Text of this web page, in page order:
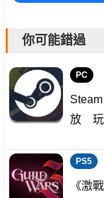
你可能錯過
PC
放 玩
PS5
《激